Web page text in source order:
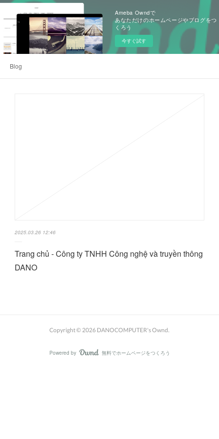
Ameba Owndで
あなただけのホームページやブログをつ
くろう
今すぐ試す
Blog
2025.03.26 12:46
Trang chủ - Công ty TNHH Công nghệ và truyền thông
DANO
Copyright © 2026 DANOCOMPUTER's Ownd.
Powered by AmebaOwnd
無料でホームページをつくろう